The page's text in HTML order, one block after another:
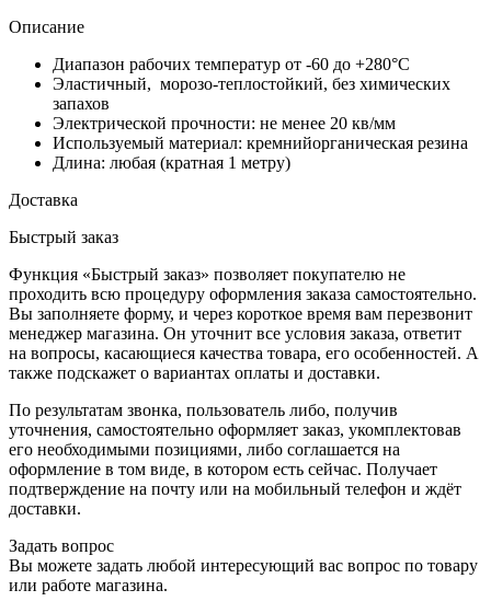
Описание
Диапазон рабочих температур от -60 до +280°С
Эластичный, морозо-теплостойкий, без химических
запахов
Электрической прочности: не менее 20 кв/мм
Используемый материал: кремнийорганическая резина
Длина: любая (кратная 1 метру)
Доставка
Быстрый заказ
Функция «Быстрый заказ» позволяет покупателю не
проходить всю процедуру оформления заказа самостоятельно.
Вы заполняете форму, и через короткое время вам перезвонит
менеджер магазина. Он уточнит все условия заказа, ответит
на вопросы, касающиеся качества товара, его особенностей. А
также подскажет о вариантах оплаты и доставки.
По результатам звонка, пользователь либо, получив
уточнения, самостоятельно оформляет заказ, укомплектовав
его необходимыми позициями, либо соглашается на
оформление в том виде, в котором есть сейчас. Получает
подтверждение на почту или на мобильный телефон и ждёт
доставки.
Задать вопрос
Вы можете задать любой интересующий вас вопрос по товару
или работе магазина.